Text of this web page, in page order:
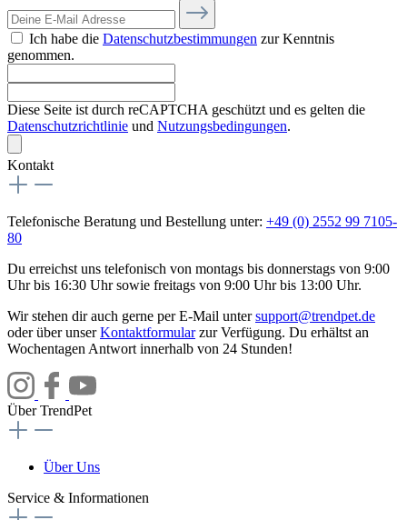
Ich habe die Datenschutzbestimmungen zur Kenntnis
genommen.
Diese Seite ist durch reCAPTCHA geschützt und es gelten die
Datenschutzrichtlinie und Nutzungsbedingungen.
Kontakt
Telefonische Beratung und Bestellung unter: +49 (0) 2552 99 7105-
80
Du erreichst uns telefonisch von montags bis donnerstags von 9:00
Uhr bis 16:30 Uhr sowie freitags von 9:00 Uhr bis 13:00 Uhr.
Wir stehen dir auch gerne per E-Mail untersupport@trendpet.de
oder über unserKontaktformularzur Verfügung. Du erhältst an
Wochentagen Antwort innerhalb von 24 Stunden!
Über TrendPet
Über Uns
Service & Informationen